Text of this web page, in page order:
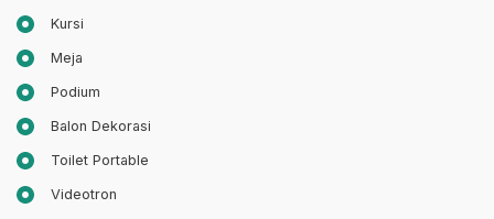
Kursi
Meja
Podium
Balon Dekorasi
Toilet Portable
Videotron